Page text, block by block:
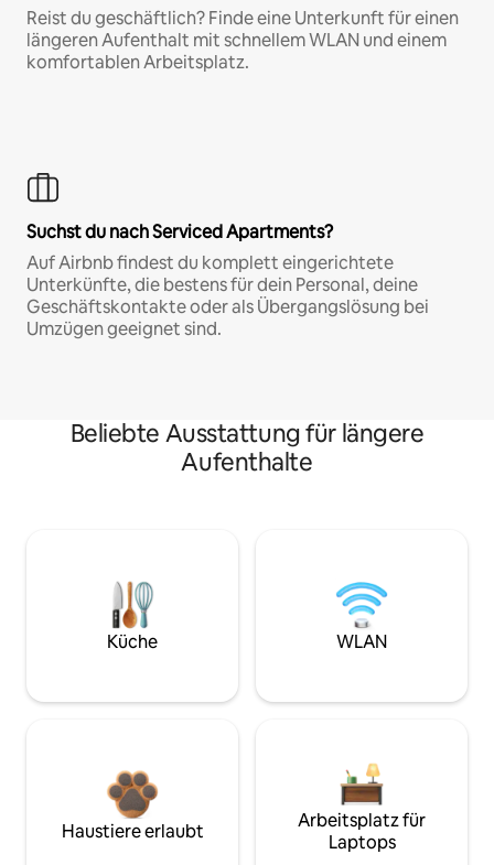
Reist du geschäftlich? Finde eine Unterkunft für einen
längeren Aufenthalt mit schnellem WLAN und einem
komfortablen Arbeitsplatz.
Suchst du nach Serviced Apartments?
Auf Airbnb findest du komplett eingerichtete
Unterkünfte, die bestens für dein Personal, deine
Geschäftskontakte oder als Übergangslösung bei
Umzügen geeignet sind.
Beliebte Ausstattung für längere
Aufenthalte
Küche WLAN
Haustiere erlaubt
Arbeitsplatz für
Laptops